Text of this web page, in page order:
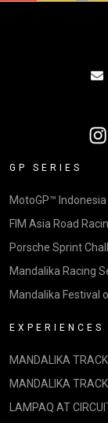
GP SERIES
MotoGP™ Indonesia
FIM Asia Road
Porsche Sprint
Mandalika Racing
Mandalika Festival
EXPERIENCES
MANDALIKA
MANDALIKA
LAMPAQ AT